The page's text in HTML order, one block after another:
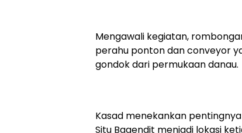
Mengawali kegiatan,
perahu ponton dan conveyor
gondok dari permukaan danau.
Kasad menekankan
Situ Bagendit menjadi lokasi